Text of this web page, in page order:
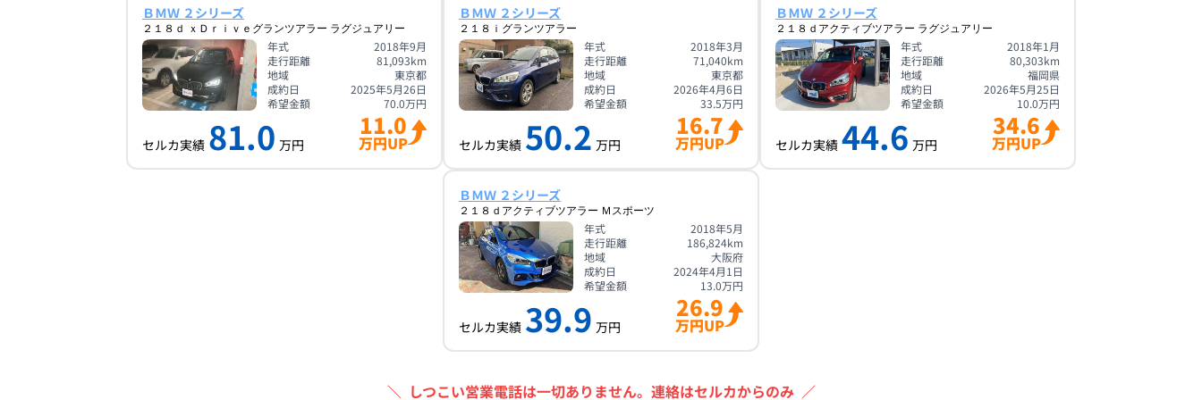
ＢＭＷ ２シリーズ
２１８ｄ ｘＤｒｉｖｅグランツアラー ラグジュアリー
年式
2018年9月
走行距離
81,093km
地域
東京都
成約日
2025年5月26日
希望金額
70.0万円
セルカ実績 81.0 万円
11.0
万円UP
ＢＭＷ ２シリーズ
２１８ｉグランツアラー
年式
2018年3月
走行距離
71,040km
地域
東京都
成約日
2026年4月6日
希望金額
33.5万円
セルカ実績 50.2 万円
16.7
万円UP
ＢＭＷ ２シリーズ
２１８ｄアクティブツアラー ラグジュアリー
年式
2018年1月
走行距離
80,303km
地域
福岡県
成約日
2026年5月25日
希望金額
10.0万円
セルカ実績 44.6 万円
34.6
万円UP
ＢＭＷ ２シリーズ
２１８ｄアクティブツアラー Ｍスポーツ
年式
2018年5月
走行距離
186,824km
地域
大阪府
成約日
2024年4月1日
希望金額
13.0万円
セルカ実績 39.9 万円
26.9
万円UP
＼ しつこい営業電話は一切ありません。 連絡はセルカからのみ ／